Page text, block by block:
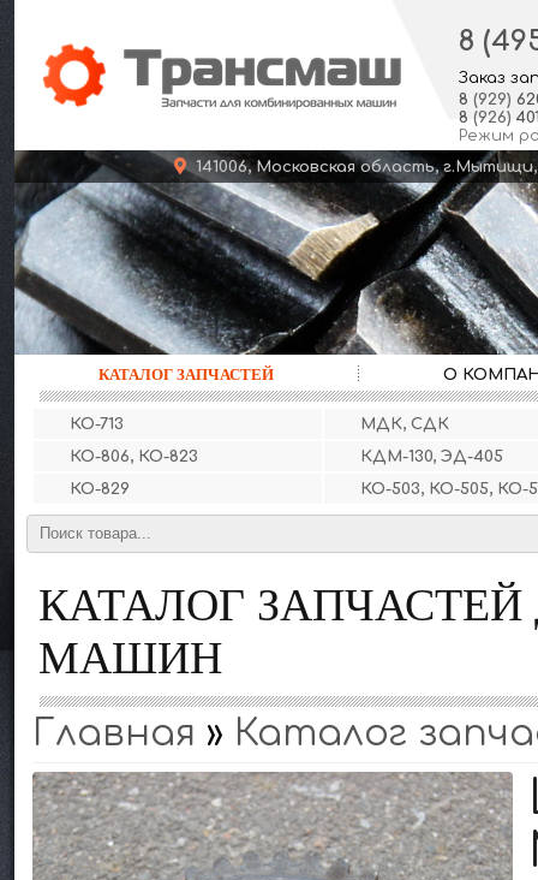
8
Заказ
8 (929)
8 (926)
Режим
141006, Московская область,
КАТАЛОГ ЗАПЧАСТЕЙ О
КО-713
МДК, СДК
КО-806, КО-823
КДМ-130, ЭД-405
КО-829
КО-503, КО-505, КО-
КАТАЛОГ
МАШИН
Главная » Каталог